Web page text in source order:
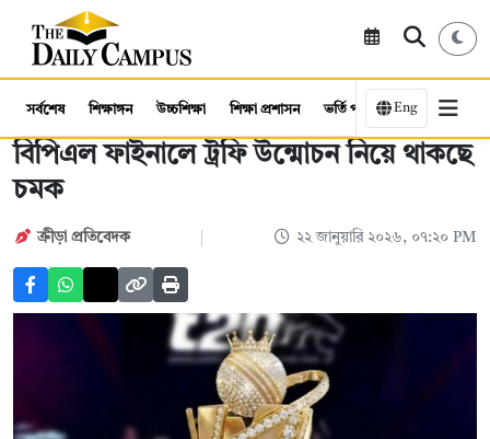
সর্বশেষ শিক্ষাঙ্গন উচ্চশিক্ষা শিক্ষা প্রশাসন ভর্তি পরীক্ষা কর্মসংস্থান
Eng
বিপিএল ফাইনালে ট্রফি উন্মোচন নিয়ে থাকছে
চমক
ক্রীড়া প্রতিবেদক ২২ জানুয়ারি ২০২৬, ০৭:২০ PM